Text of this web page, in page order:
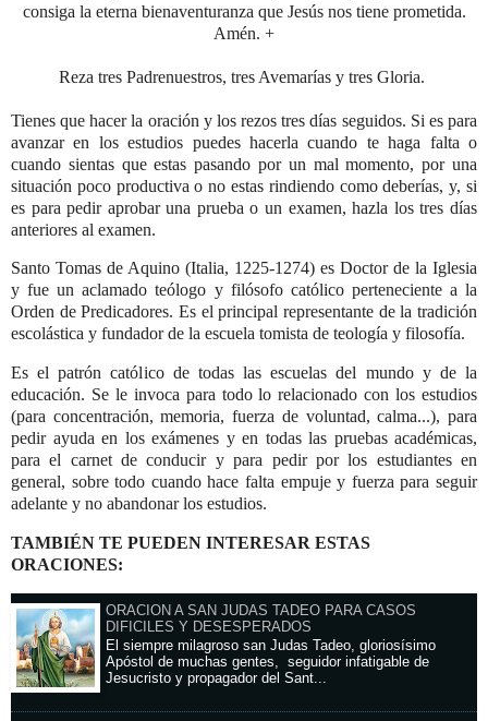
consiga la eterna bienaventuranza que Jesús nos tiene prometida.
Amén. +
Reza tres Padrenuestros, tres Avemarías y tres Gloria.
Tienes que hacer la oración y los rezos tres días seguidos. Si es para
avanzar en los estudios puedes hacerla cuando te haga falta o
cuando sientas que estas pasando por un mal momento, por una
situación poco productiva o no estas rindiendo como deberías, y, si
es para pedir aprobar una prueba o un examen, hazla los tres días
anteriores al examen.
Santo Tomas de Aquino (Italia, 1225-1274) es Doctor de la Iglesia
y fue un aclamado teólogo y filósofo católico perteneciente a la
Orden de Predicadores. Es el principal representante de la tradición
escolástica y fundador de la escuela tomista de teología y filosofía.
Es el patrón católico de todas las escuelas del mundo y de la
educación. Se le invoca para todo lo relacionado con los estudios
(para concentración, memoria, fuerza de voluntad, calma...), para
pedir ayuda en los exámenes y en todas las pruebas académicas,
para el carnet de conducir y para pedir por los estudiantes en
general, sobre todo cuando hace falta empuje y fuerza para seguir
adelante y no abandonar los estudios.
TAMBIÉN TE PUEDEN INTERESAR ESTAS
ORACIONES:
ORACION A SAN JUDAS TADEO PARA CASOS
DIFICILES Y DESESPERADOS
El siempre milagroso san Judas Tadeo, gloriosísimo
Apóstol de muchas gentes, seguidor infatigable de
Jesucristo y propagador del Sant...